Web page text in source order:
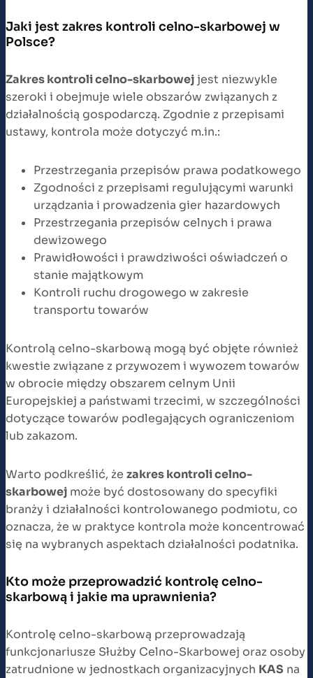
Jaki jest zakres kontroli celno-skarbowej w
Polsce?
Zakres kontroli celno-skarbowejjest niezwykle
szeroki i obejmuje wiele obszarów związanych z
działalnością gospodarczą. Zgodnie z przepisami
ustawy, kontrola może dotyczyć m.in.:
Przestrzegania przepisów prawa podatkowego
Zgodności z przepisami regulującymi warunki
urządzania i prowadzenia gier hazardowych
Przestrzegania przepisów celnych i prawa
dewizowego
Prawidłowości i prawdziwości oświadczeń o
stanie majątkowym
Kontroli ruchu drogowego w zakresie
transportu towarów
Kontrolą celno-skarbową mogą być objęte również
kwestie związane z przywozem i wywozem towarów
w obrocie między obszarem celnym Unii
Europejskiej a państwami trzecimi, w szczególności
dotyczące towarów podlegających ograniczeniom
lub zakazom.
Warto podkreślić, że zakres kontroli celno-
skarbowej może być dostosowany do specyfiki
branży i działalności kontrolowanego podmiotu, co
oznacza, że w praktyce kontrola może koncentrować
się na wybranych aspektach działalności podatnika.
Kto może przeprowadzić kontrolę celno-
skarbową i jakie ma uprawnienia?
Kontrolę celno-skarbową przeprowadzają
funkcjonariusze Służby Celno-Skarbowej oraz osoby
zatrudnione w jednostkach organizacyjnych KAS na